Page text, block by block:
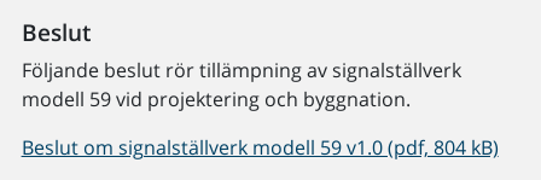
Beslut
Följande beslut rör tillämpning av signalställverk
modell 59 vid projektering och byggnation.
Beslut om signalställverk modell 59 v1.0 (pdf, 804 kB)